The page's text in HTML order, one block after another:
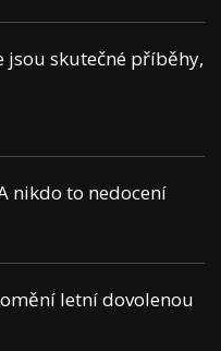
jsou skutečné příběhy,
nikdo to nedocení
letní dovolenou